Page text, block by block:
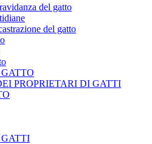
del gatto
del gatto
PROPRIETARI DI GATTI